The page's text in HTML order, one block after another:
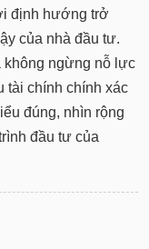
định hướng trở
của nhà đầu tư.
không ngừng nỗ lực
tài chính chính xác
đúng, nhìn rộng
đầu tư của